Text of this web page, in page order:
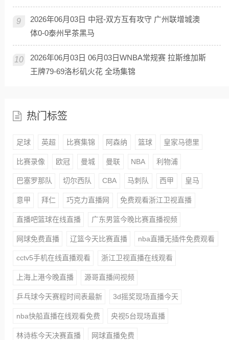
9
2026年06月03日 中冠-双方互有攻守 广州联增城澳
体0-0泰州早茶黑马
10
2026年06月03日 06月03日WNBA常规赛 拉斯维加斯
王牌79-69洛杉矶火花 全场集锦
热门标签
足球 英超 比赛集锦 阿森纳 篮球 皇家马德里
比赛录像 欧冠 曼城 曼联 NBA 利物浦
巴塞罗那队 切尔西队 CBA 马刺队 西甲 皇马
意甲 拜仁 巧克力直播网 免费观看浙江卫视直播
直播吧篮球在线直播 广东男篮今晚比赛直播视频
网球免费直播 辽篮今天比赛直播 nba直播无插件免费观看
cctv5手机在线直播观看 浙江卫视直播在线观看
上海上港今晚直播 源哥直播间视频
乒乓球今天赛程时间表最新 3d摇奖现场直播今天
nba快船直播在线观看免费 央视5台现场直播
林诗栋今天决赛直播 网球直播免费